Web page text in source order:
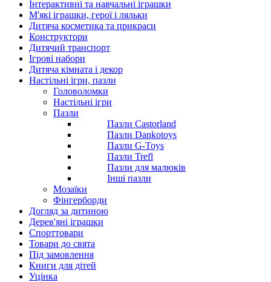
Інтерактивні та навчальні іграшки
М'які іграшки, герої і ляльки
Дитяча косметика та прикраси
Конструктори
Дитячий транспорт
Ігрові набори
Дитяча кімната і декор
Настільні ігри, пазли
Головоломки
Настільні ігри
Пазли
Пазли Castorland
Пазли Dankotoys
Пазли G-Toys
Пазли Trefl
Пазли для малюків
Інші пазли
Мозаїки
Фінгерборди
Догляд за дитиною
Дерев'яні іграшки
Спорттовари
Товари до свята
Під замовлення
Книги для дітей
Уцінка